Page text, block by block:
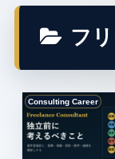
フ
Consulting Career